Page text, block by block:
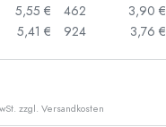
5,55 €
5,41 €
462
3,90 €
924
3,76 €
zzgl. Versandkosten